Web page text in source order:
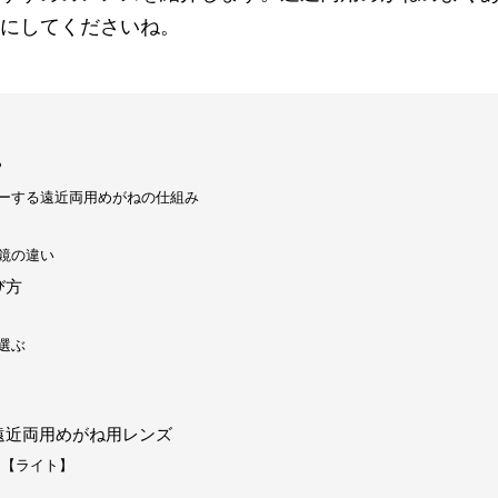
してくださいね。
する遠近両用めがねの仕組み
の違い
方
ぶ
両用めがね用レンズ
ライト】